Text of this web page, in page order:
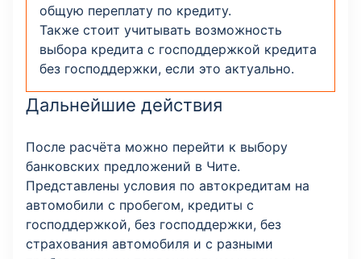
общую переплату по кредиту.
Также стоит учитывать возможность
выбора кредита с господдержкой кредита
без господдержки, если это актуально.
Дальнейшие действия
После расчёта можно перейти к выбору
банковских предложений в Чите.
Представлены условия по автокредитам на
автомобили с пробегом, кредиты с
господдержкой, без господдержки, без
страхования автомобиля и с разными